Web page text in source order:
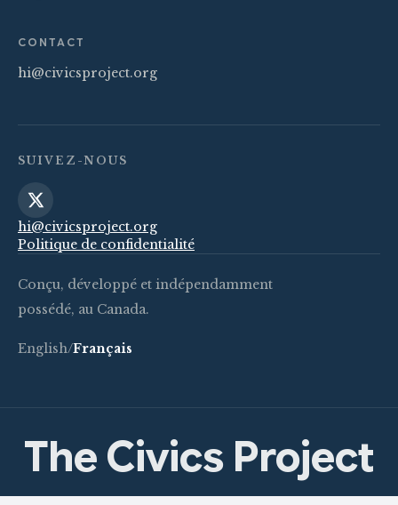
CONTACT
hi@civicsproject.org
SUIVEZ-NOUS
hi@civicsproject.org
Politique de confidentialité
Conçu, développé et indépendamment
possédé, au Canada.
English/Français
The Civics Project